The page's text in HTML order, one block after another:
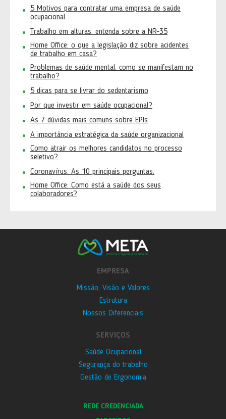
5 Motivos para contratar uma empresa de saúde
ocupacional
Trabalho em alturas: entenda sobre a NR-35
Home Office: o que a legislação diz sobre acidentes
de trabalho em casa?
Problemas de saúde mental: como se manifestam no
trabalho?
5 dicas para se livrar do sedentarismo
Por que investir em saúde ocupacional?
As 7 dúvidas mais comuns sobre EPIs
A importância estratégica da saúde organizacional
Como atrair os melhores candidatos no processo
seletivo?
Coronavírus: As 10 principais perguntas.
Home Office: Como está a saúde dos seus
colaboradores?
EMPRESA
Missão, Visão e Valores
Estrutura
Nossos Diferenciais
SERVIÇOS
Saúde Ocupacional
Segurança do trabalho
Gestão de Ergonomia
REDE CREDENCIADA